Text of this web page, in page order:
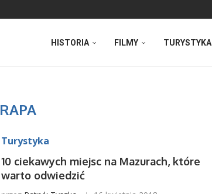
HISTORIA FILMY TURYSTYKA
RAPA
Turystyka
10 ciekawych miejsc na Mazurach, które
warto odwiedzić